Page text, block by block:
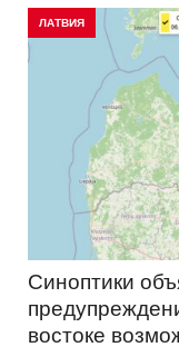
ЛАТВИЯ
Синоптики
востоке